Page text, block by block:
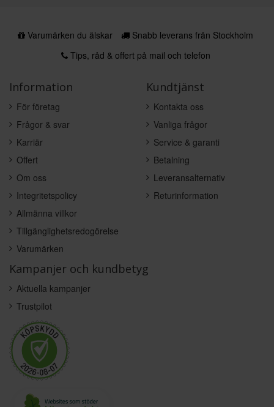
Varumärken du älskar
Snabb leverans från Stockholm
Tips, råd & offert på mail och telefon
Information
För företag
Frågor & svar
Karriär
Offert
Om oss
Integritetspolicy
Allmänna villkor
Tillgänglighetsredogörelse
Varumärken
Kundtjänst
Kontakta oss
Vanliga frågor
Service & garanti
Betalning
Leveransalternativ
Returinformation
Kampanjer och kundbetyg
Aktuella kampanjer
Trustpilot